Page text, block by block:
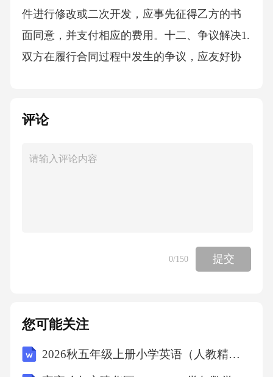
件进行修改或二次开发，应事先征得乙方的书
面同意，并支付相应的费用。十二、争议解决1.
双方在履行合同过程中发生的争议，应友好协
继续履行合同，除非法院判决合同无效或解
盖章之日起生效。2.本合同如有未尽事宜，可由
力。2.本合同未尽事宜，可参照《中华人民共和
国合同法》等相关法律法规执行。1.金融施工软
业秘密、技术秘密、客户信息等保密信息负有
保密义务。2.未经对方同意，任何一方不得向任
评论
0/150 提交
您可能关注
2026秋五年级上册小学英语（人教精通版三起）教学计划含教学进度表